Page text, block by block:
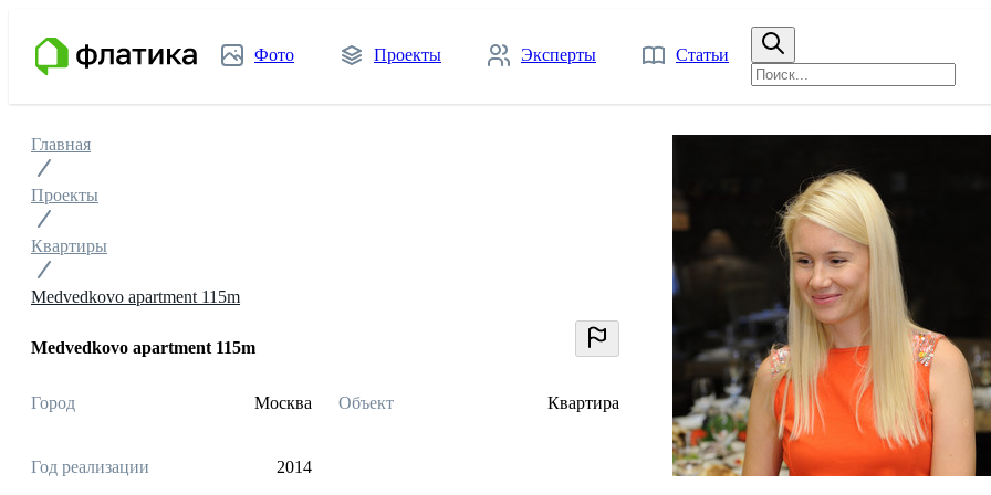
Фото Проекты Эксперты Статьи
Главная
Проекты
Квартиры
Medvedkovo apartment 115m
Medvedkovo apartment 115m
Город Москва Объект Квартира
Год реализации 2014